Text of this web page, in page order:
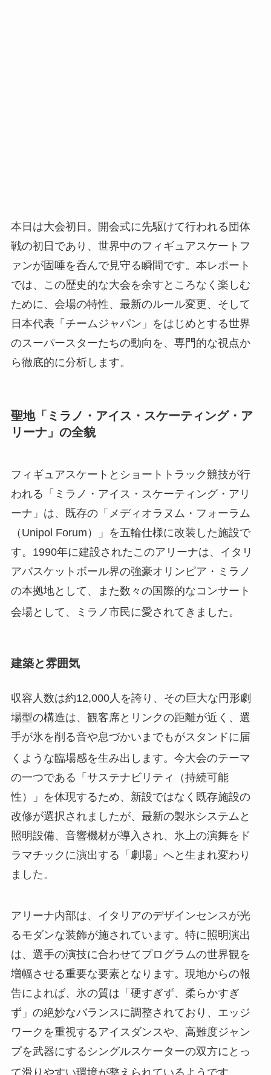
本日は大会初日。開会式に先駆けて行われる団体
戦の初日であり、世界中のフィギュアスケートフ
ァンが固唾を呑んで見守る瞬間です。本レポート
では、この歴史的な大会を余すところなく楽しむ
ために、会場の特性、最新のルール変更、そして
日本代表「チームジャパン」をはじめとする世界
のスーパースターたちの動向を、専門的な視点か
ら徹底的に分析します。
聖地「ミラノ・アイス・スケーティング・ア
リーナ」の全貌
フィギュアスケートとショートトラック競技が行
われる「ミラノ・アイス・スケーティング・アリ
ーナ」は、既存の「メディオラヌム・フォーラム
（Unipol Forum）」を五輪仕様に改装した施設で
す。1990年に建設されたこのアリーナは、イタリ
アバスケットボール界の強豪オリンピア・ミラノ
の本拠地として、また数々の国際的なコンサート
会場として、ミラノ市民に愛されてきました 。
建築と雰囲気
収容人数は約12,000人を誇り、その巨大な円形劇
場型の構造は、観客席とリンクの距離が近く、選
手が氷を削る音や息づかいまでもがスタンドに届
くような臨場感を生み出します。今大会のテーマ
の一つである「サステナビリティ（持続可能
性）」を体現するため、新設ではなく既存施設の
改修が選択されましたが、最新の製氷システムと
照明設備、音響機材が導入され、氷上の演舞をド
ラマチックに演出する「劇場」へと生まれ変わり
ました。
アリーナ内部は、イタリアのデザインセンスが光
るモダンな装飾が施されています。特に照明演出
は、選手の演技に合わせてプログラムの世界観を
増幅させる重要な要素となります。現地からの報
告によれば、氷の質は「硬すぎず、柔らかすぎ
ず」の絶妙なバランスに調整されており、エッジ
ワークを重視するアイスダンスや、高難度ジャン
プを武器にするシングルスケーターの双方にとっ